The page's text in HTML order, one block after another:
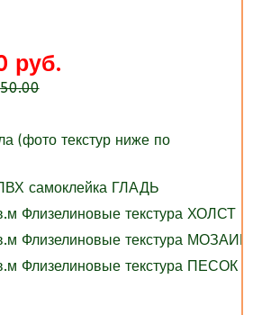
руб.
(фото текстур ниже по
самоклейка ГЛАДЬ
Флизелиновые текстура ХОЛСТ
Флизелиновые текстура
Флизелиновые текстура ПЕСОК